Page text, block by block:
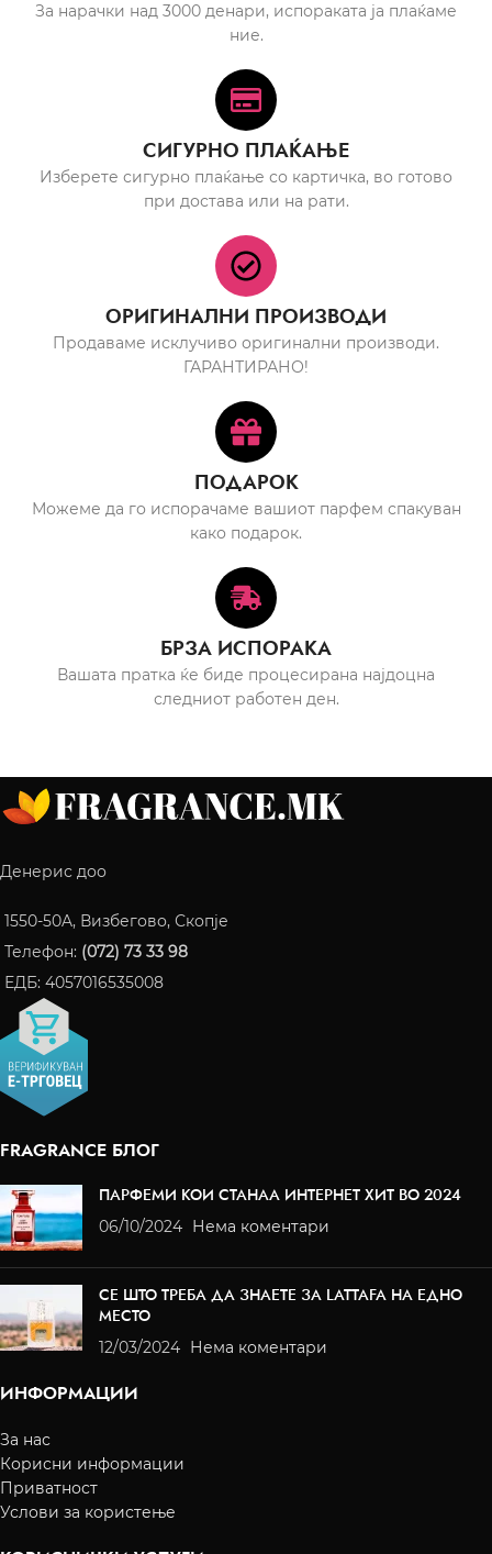
За нарачки над 3000 денари, испораката ја плаќаме
ние.
СИГУРНО ПЛАЌАЊЕ
Изберете сигурно плаќање со картичка, во готово
при достава или на рати.
ОРИГИНАЛНИ ПРОИЗВОДИ
Продаваме исклучиво оригинални производи.
ГАРАНТИРАНО!
ПОДАРОК
Можеме да го испорачаме вашиот парфем спакуван
како подарок.
БРЗА ИСПОРАКА
Вашата пратка ќе биде процесирана најдоцна
следниот работен ден.
Денерис доо
1550-50A, Визбегово, Скопје
Телефон: (072) 73 33 98
ЕДБ: 4057016535008
FRAGRANCE БЛОГ
ПАРФЕМИ КОИ СТАНАА ИНТЕРНЕТ ХИТ ВО 2024
06/10/2024 Нема коментари
СЕ ШТО ТРЕБА ДА ЗНАЕТЕ ЗА LATTAFA НА ЕДНО
МЕСТО
12/03/2024 Нема коментари
ИНФОРМАЦИИ
За нас
Корисни информации
Приватност
Услови за користење